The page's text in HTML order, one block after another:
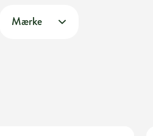
Mærke